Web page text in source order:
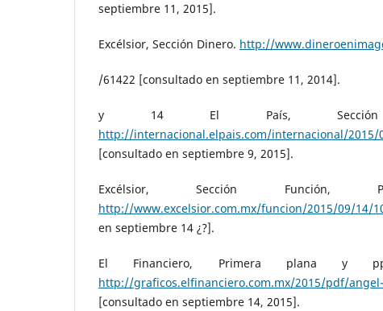
septiembre 11, 2015].
Excélsior, Sección Dinero. http://
/61422 [consultado en septiembre 11, 2014].
y 14 El País, Sección
http://internacional.elpais.com/internacional/2015/
[consultado en septiembre 9, 2015].
Excélsior, Sección Función,
http://www.excelsior.com.mx/funcion/2015/09/14/
en septiembre 14 ¿?].
El Financiero, Primera plana
http://graficos.elfinanciero.com.mx/2015/pdf/
[consultado en septiembre 14, 2015].